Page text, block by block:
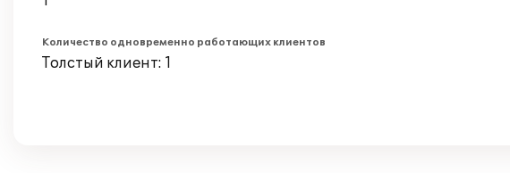
Количество одновременно работающих клиентов
Толстый клиент: 1